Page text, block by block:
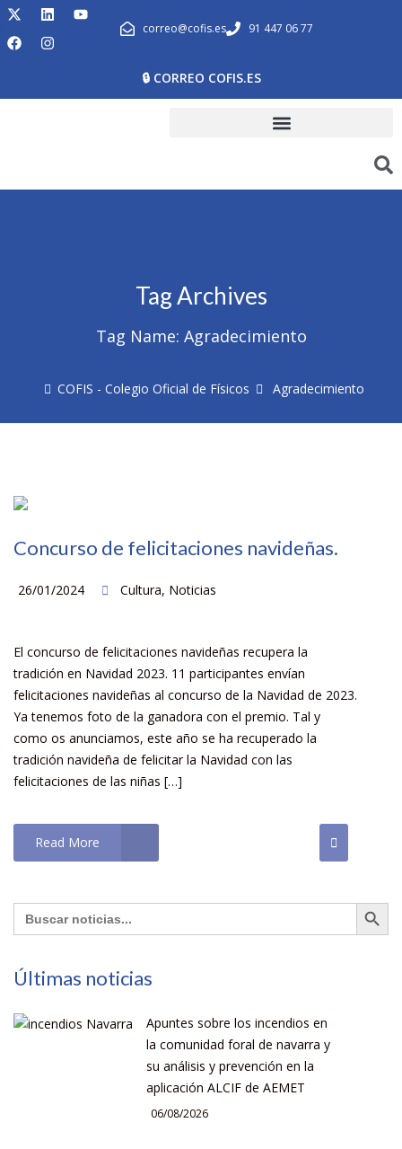
correo@cofis.es 91 447 06 77
🔒 CORREO COFIS.ES
Tag Archives
Tag Name: Agradecimiento
COFIS - Colegio Oficial de Físicos Agradecimiento
Concurso de felicitaciones navideñas.
26/01/2024 Cultura, Noticias
El concurso de felicitaciones navideñas recupera la
tradición en Navidad 2023. 11 participantes envían
felicitaciones navideñas al concurso de la Navidad de 2023.
Ya tenemos foto de la ganadora con el premio. Tal y
como os anunciamos, este año se ha recuperado la
tradición navideña de felicitar la Navidad con las
felicitaciones de las niñas […]
Read More
Buscar: Botón de
Últimas noticias
Apuntes sobre los incendios en
la comunidad foral de navarra y
su análisis y prevención en la
aplicación ALCIF de AEMET
06/08/2026